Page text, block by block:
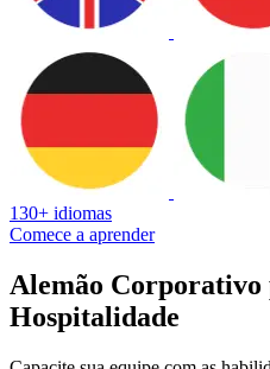
130+ idiomas
Comece a aprender
Alemão
Hospitalidade